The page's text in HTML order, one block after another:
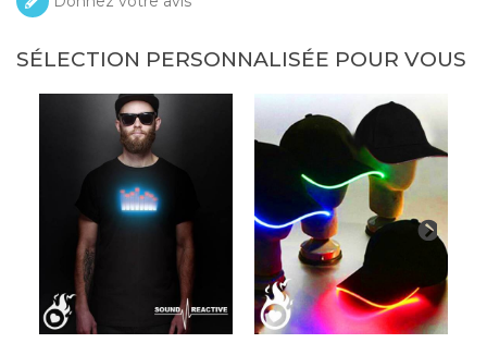
SÉLECTION PERSONNALISÉE POUR VOUS